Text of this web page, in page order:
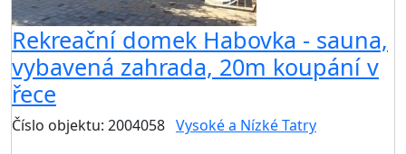
Rekreační domek Habovka - sauna,
vybavená zahrada, 20m koupání v
řece
Číslo objektu: 2004058 Vysoké a Nízké Tatry